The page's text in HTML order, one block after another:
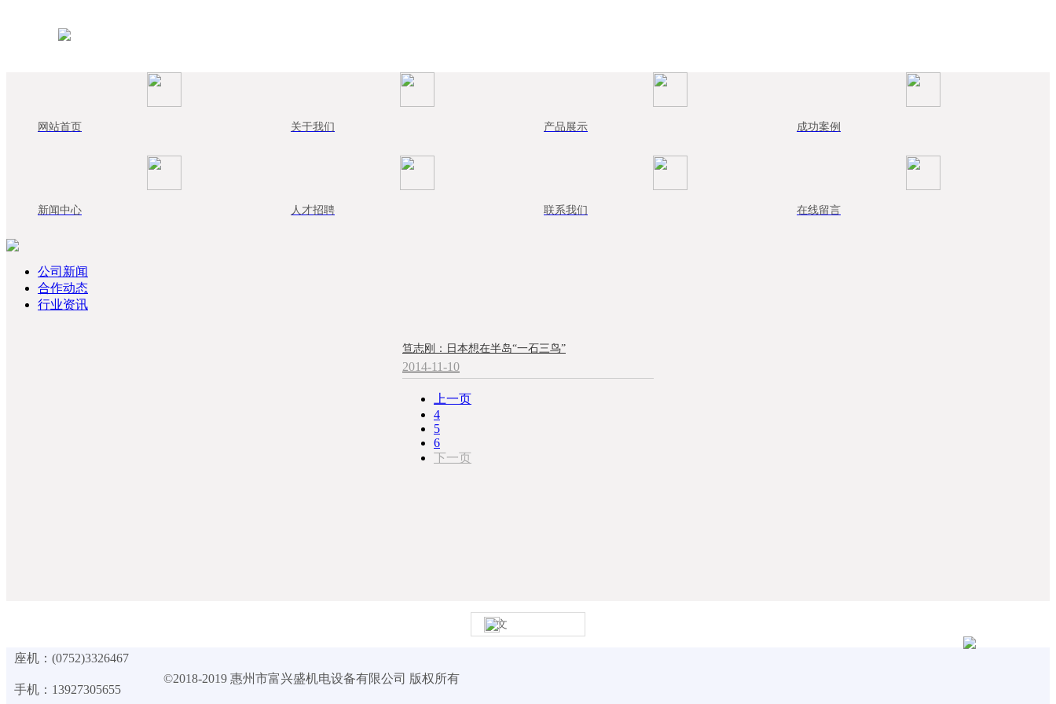
网站首页 关于我们 产品展示 成功案例
新闻中心 人才招聘 联系我们 在线留言
公司新闻
合作动态
行业资讯
笪志刚：日本想在半岛“一石三鸟”
2014-11-10
上一页
4
5
6
下一页
中文
座机：(0752)3326467
手机：13927305655
©2018-2019 惠州市富兴盛机电设备有限公司 版权所有